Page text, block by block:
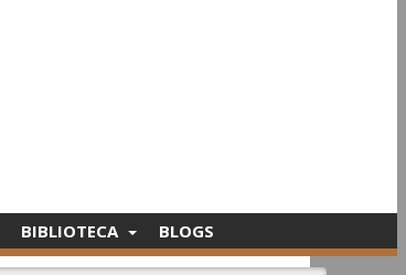
BIBLIOTECA BLOGS